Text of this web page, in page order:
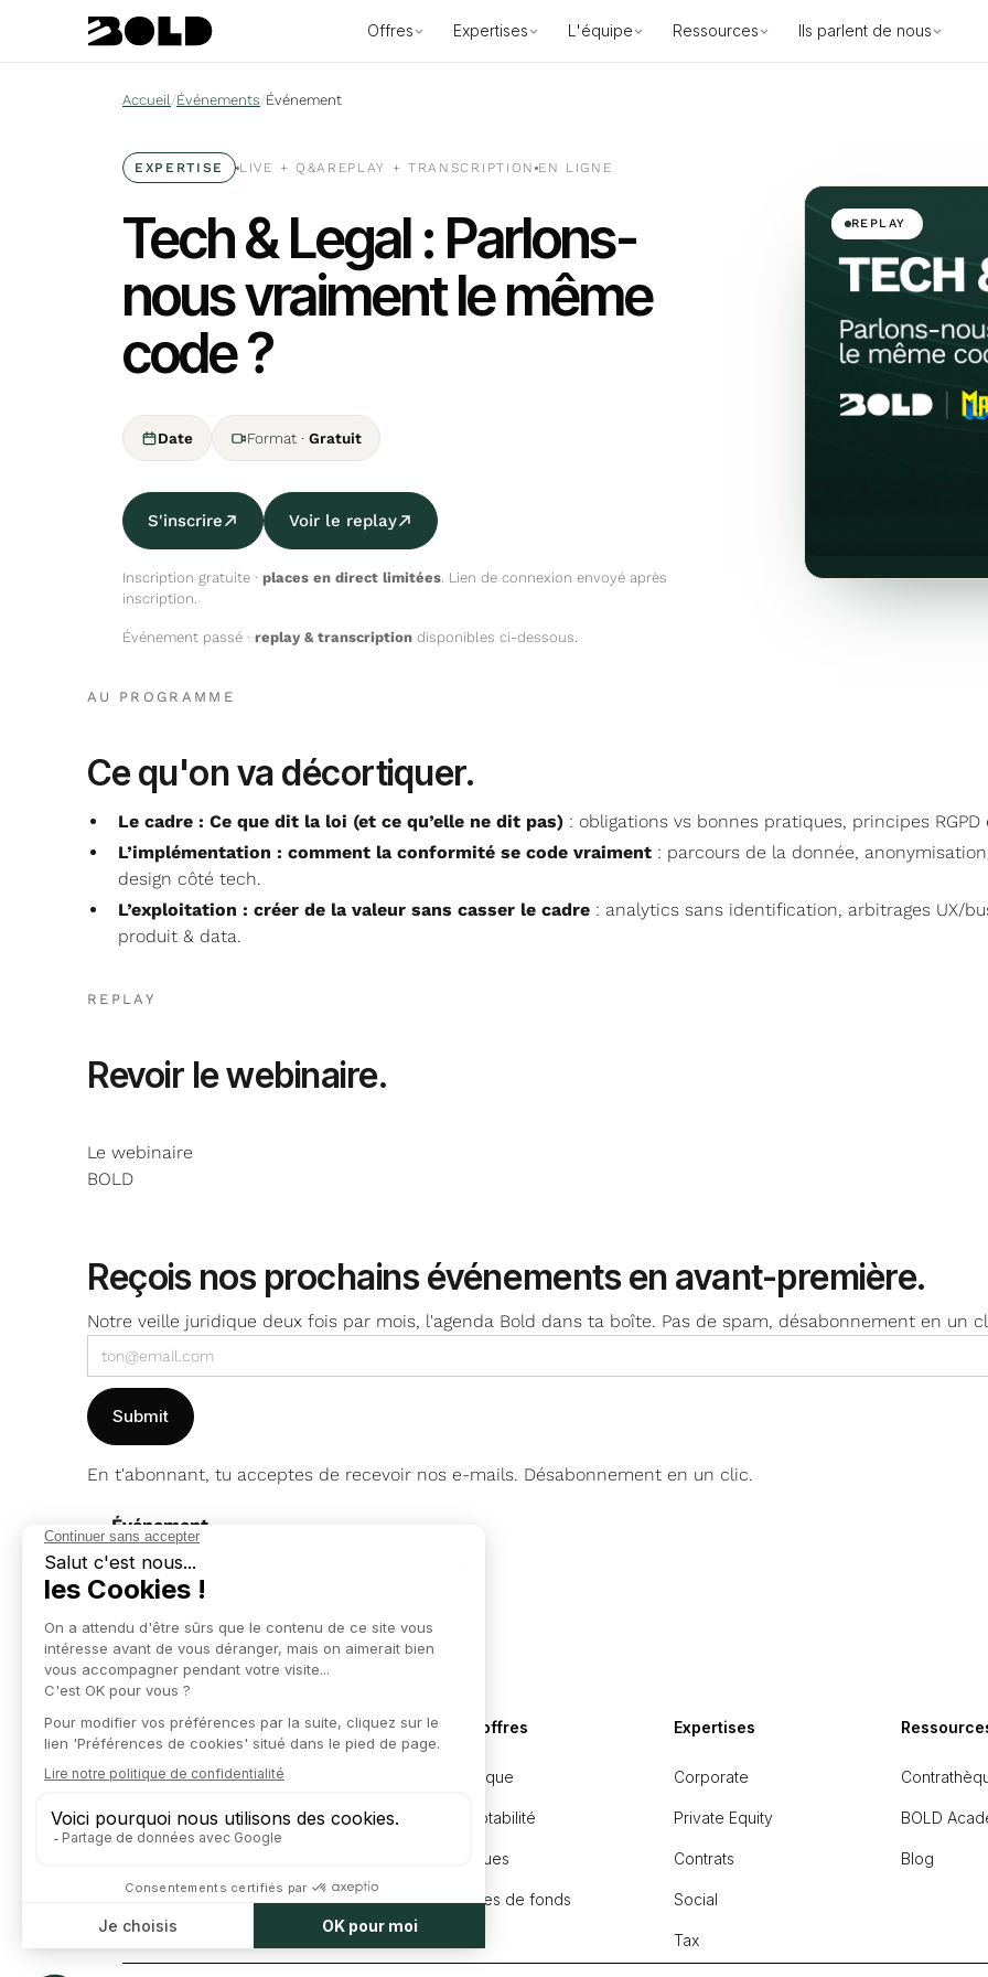
Offres Expertises L'équipe Ressources Ils parlent de nous
Accueil/Événements/Événement
EXPERTISE LIVE + Q &A REPLAY + TRANSCRIPTION EN LIGNE
Tech & Legal : Parlons-
nous vraiment le même
code ?
Date Format · Gratuit
S'inscrire Voir le replay
Inscription gratuite · places en direct limitées. Lien de connexion envoyé après
inscription.
Événement passé · replay &transcription disponibles ci-dessous.
À VENIR
REPLAY
AU PROGRAMME
Ce qu'on va décortiquer.
Le cadre : Ce que dit la loi (et ce qu’elle ne dit pas) : obligations vs bonnes pratiques, principes RGPD
L’implémentation : comment la conformité se code vraiment : parcours de la donnée,
design côté tech.
L’exploitation : créer de la valeur sans casser le cadre : analytics sans identification, arbitrages UX/
produit & data.
REPLAY
Revoir le webinaire.
Le webinaire
BOLD
Reçois nos prochains événementsen avant-première.
Notre veille juridique deux fois par mois, l'agenda Bold dans ta boîte. Pas de spam, désabonnement en un
En t'abonnant, tu acceptes de recevoir nos e-mails. Désabonnement en un clic.
Événement
L'expertise d'un grand cabinet,
Nos offres
Juridique
Comptabilité
Marques
Levées de fonds
Expertises
Corporate
Private Equity
Contrats
Social
Tax
BOLD
Blog